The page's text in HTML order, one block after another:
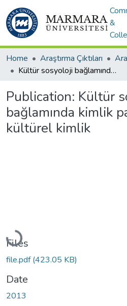
&
Home Araştırma Çıktıları
Kültür sosyoloji bağlamında kimlik pazarında kültürel kimlik
Publication: Kültür
bağlamında kimlik
kültürel kimlik
Loading...
Files
file.pdf(423.05 KB)
Date
2013